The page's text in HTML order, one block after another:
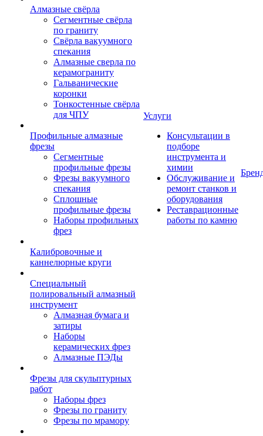
Алмазные свёрла
Сегментные свёрла
по граниту
Свёрла вакуумного
спекания
Алмазные сверла по
керамограниту
Гальванические
коронки
Тонкостенные свёрла
для ЧПУ
Профильные алмазные
фрезы
Сегментные
профильные фрезы
Фрезы вакуумного
спекания
Сплошные
профильные фрезы
Наборы профильных
фрез
Калибровочные и
каннелюрные круги
Специальный
полировальный алмазный
инструмент
Алмазная бумага и
затиры
Наборы
керамических фрез
Алмазные ПЭДы
Фрезы для скульптурных
работ
Наборы фрез
Фрезы по граниту
Фрезы по мрамору
Услуги
Консультации в
подборе
инструмента и
химии
Обслуживание и
ремонт станков и
оборудования
Реставрационные
работы по камню